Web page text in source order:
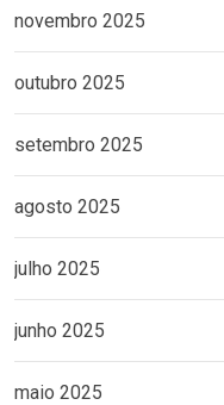
novembro 2025
outubro 2025
setembro 2025
agosto 2025
julho 2025
junho 2025
maio 2025